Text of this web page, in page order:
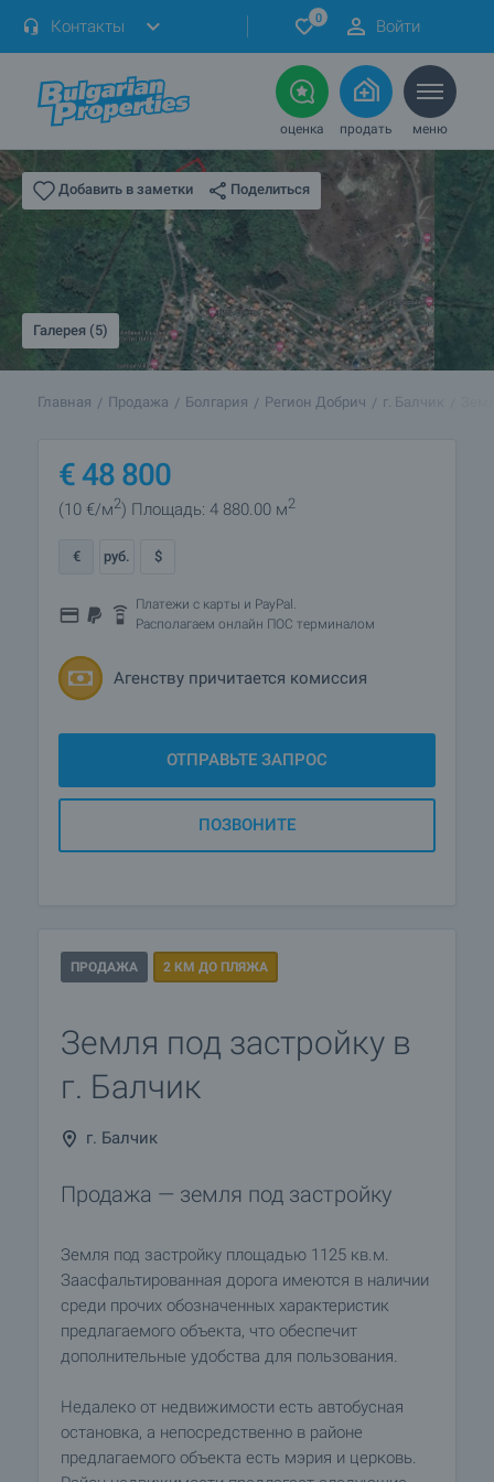
Контакты 0 Войти
оценка продать меню
Добавить в заметки Поделиться
Галерея (5)
Главная Продажа Болгария Регион Добрич г. Балчик
€48 800
(10 €/м2) Площадь: 4 880.00 м2
€ руб. $
Платежи с карты и PayPal.
Располагаем онлайн ПОС терминалом
Агенству причитается комиссия
ОТПРАВЬТЕ ЗАПРОС
ПОЗВОНИТЕ
ПРОДАЖА 2 КМ ДО ПЛЯЖА
Земля под застройку в
г. Балчик
г. Балчик
Продажа — земля под застройку
Земля под застройку площадью 1125 кв.м.
Заасфальтированная дорога имеются в наличии
среди прочих обозначенных характеристик
предлагаемого объекта, что обеспечит
дополнительные удобства для пользования.
Недалеко от недвижимости есть автобусная
остановка, а непосредственно в районе
предлагаемого объекта есть мэрия и церковь.